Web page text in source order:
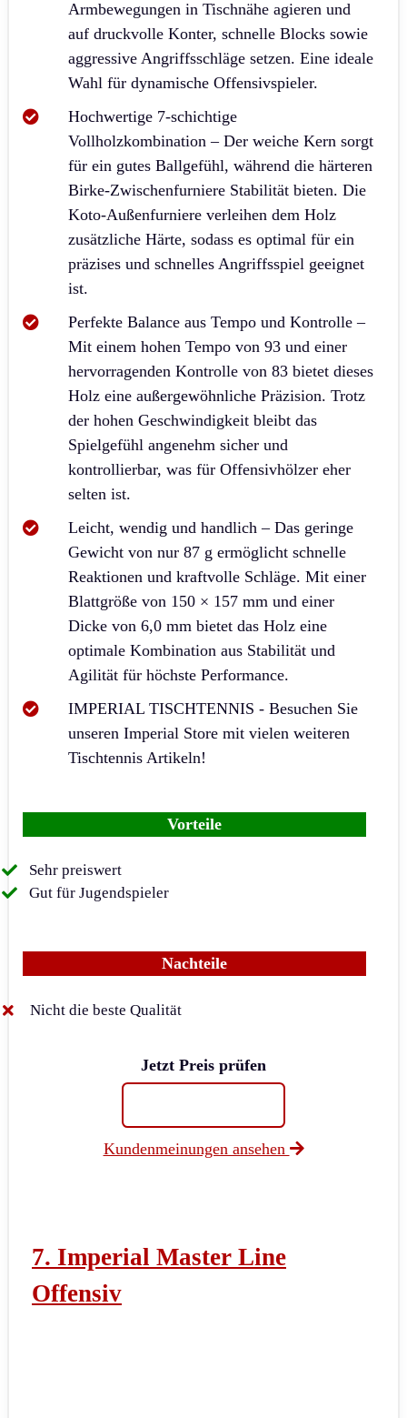
Armbewegungen in Tischnähe agieren und
auf druckvolle Konter, schnelle Blocks sowie
aggressive Angriffsschläge setzen. Eine ideale
Wahl für dynamische Offensivspieler.
Hochwertige 7-schichtige
Vollholzkombination – Der weiche Kern sorgt
für ein gutes Ballgefühl, während die härteren
Birke-Zwischenfurniere Stabilität bieten. Die
Koto-Außenfurniere verleihen dem Holz
zusätzliche Härte, sodass es optimal für ein
präzises und schnelles Angriffsspiel geeignet
ist.
Perfekte Balance aus Tempo und Kontrolle –
Mit einem hohen Tempo von 93 und einer
hervorragenden Kontrolle von 83 bietet dieses
Holz eine außergewöhnliche Präzision. Trotz
der hohen Geschwindigkeit bleibt das
Spielgefühl angenehm sicher und
kontrollierbar, was für Offensivhölzer eher
selten ist.
Leicht, wendig und handlich – Das geringe
Gewicht von nur 87 g ermöglicht schnelle
Reaktionen und kraftvolle Schläge. Mit einer
Blattgröße von 150 × 157 mm und einer
Dicke von 6,0 mm bietet das Holz eine
optimale Kombination aus Stabilität und
Agilität für höchste Performance.
IMPERIAL TISCHTENNIS - Besuchen Sie
unseren Imperial Store mit vielen weiteren
Tischtennis Artikeln!
Vorteile
Sehr preiswert
Gut für Jugendspieler
Nachteile
Nicht die beste Qualität
Jetzt Preis prüfen
Kundenmeinungen ansehen
7. Imperial Master Line
Offensiv